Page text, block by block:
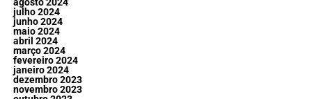
julho 2024
junho 2024
maio 2024
abril 2024
março 2024
fevereiro 2024
janeiro 2024
dezembro 2023
novembro 2023